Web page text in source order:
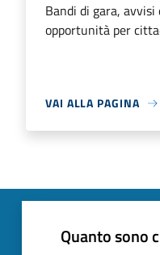
Bandi di gara,
opportunità per
VAI ALLA PAGINA
Quanto sono